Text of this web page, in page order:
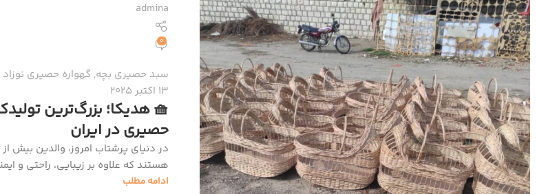
admina
0
سبد حصیری بچه, گهواره حصیری نوزاد
13 اکتبر 2025
🧺 هدیکا؛ بزرگ‌ترین
حصیری در ایران
در دنیای پرشتاب امروز، والدین بیش
هستند که علاوه بر زیبایی، راحتی و
ادامه مطلب